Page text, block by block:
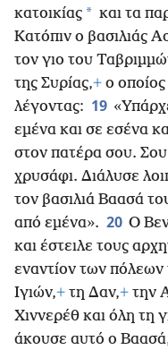
κατοικίας * και τα
Κατόπιν ο βασιλιάς
τον γιο του
της Συρίας,+ ο
λέγοντας: 19
εμένα και σε εσένα
στον πατέρα σου.
χρυσάφι. Διάλυσε
τον βασιλιά Βαασά
από εμένα». 20 Ο
και έστειλε τους
εναντίον των πόλεων
Ιγιών,+ τη Δαν,+ την
Χιννερέθ και όλη τη
άκουσε αυτό ο